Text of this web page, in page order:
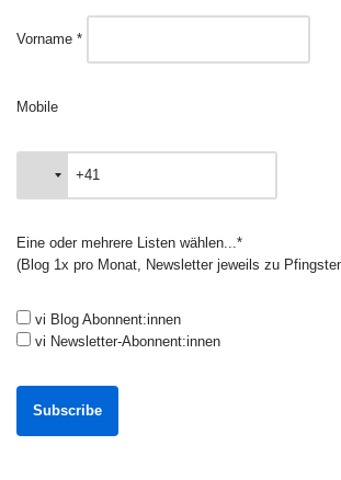
Vorname *
Mobile
Eine oder mehrere Listen wählen...*
(Blog 1x pro Monat, Newsletter jeweils zu
vi Blog Abonnent:innen
vi Newsletter-Abonnent:innen